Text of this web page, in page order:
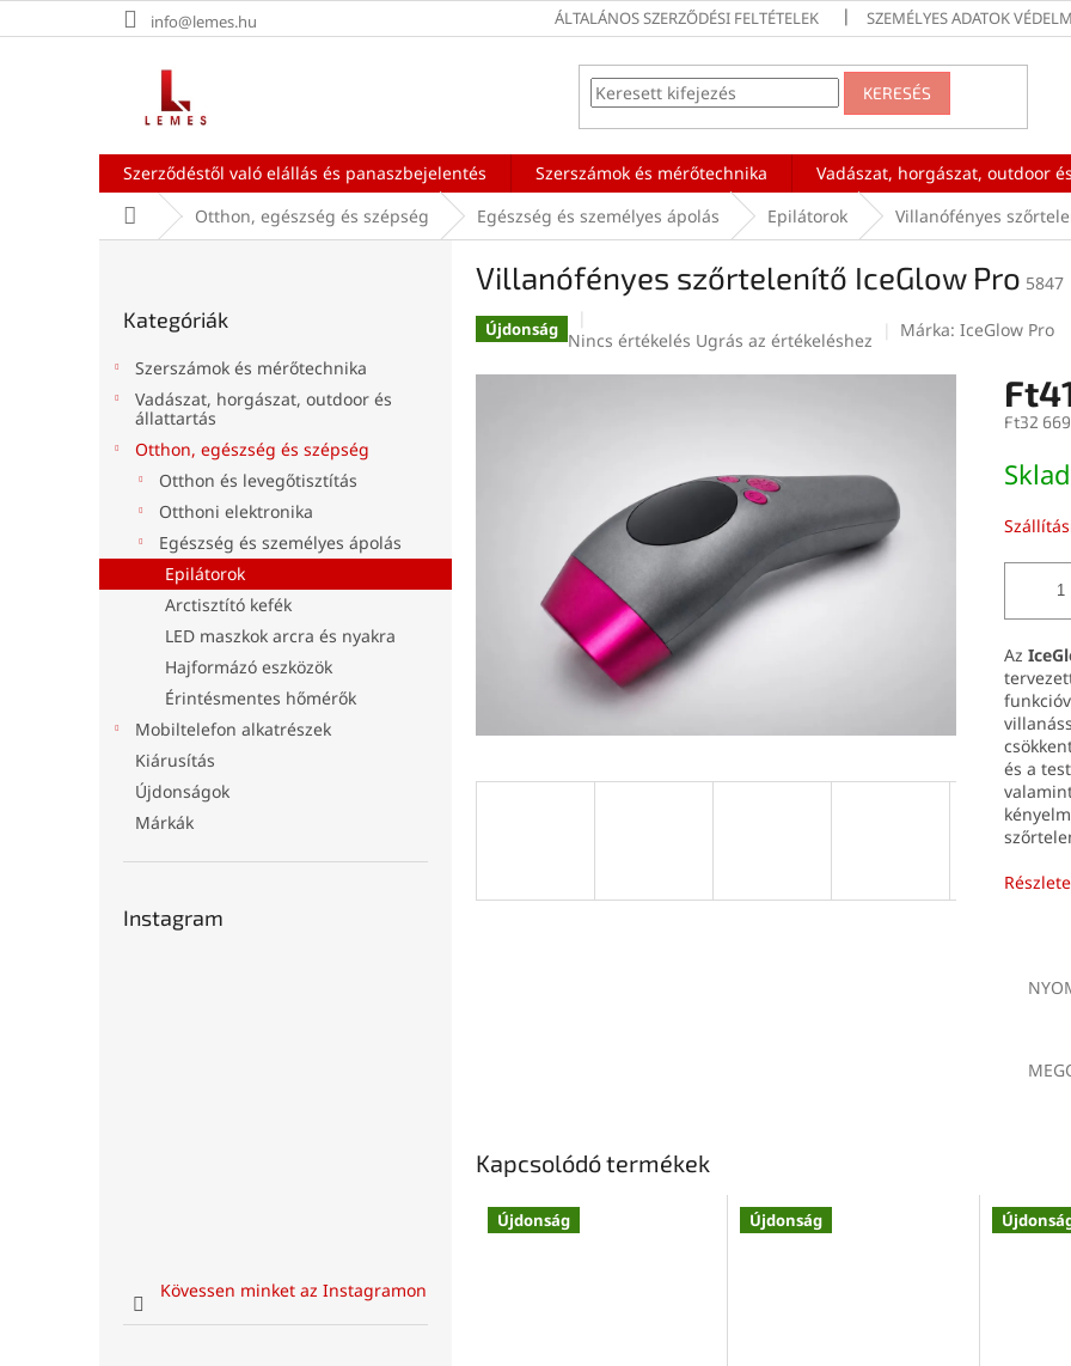
a
info@lemes.hu ÁLTALÁNOS SZERZŐDÉSI FELTÉTELEK SZEMÉLYES ADATOK
KERESÉS
Szerződéstől való elállás és panaszbejelentés Szerszámok és mérőtechnika Vadászat, horgászat, outdoor
KezdőlapOtthon, egészség és szépség Egészség és személyes ápolás Epilátorok Villanófényes
átugrása
Kategóriák
Szerszámok és mérőtechnika
Vadászat, horgászat, outdoor és
állattartás
Otthon, egészség és szépség
Otthon és levegőtisztítás
Otthoni elektronika
Egészség és személyes ápolás
Epilátorok
Arctisztító kefék
LED maszkok arcra és nyakra
Hajformázó eszközök
Érintésmentes hőmérők
Mobiltelefon alkatrészek
Kiárusítás
Újdonságok
Márkák
Instagram
Kövessen minket az Instagramon
Villanófényes szőrtelenítő IceGlow Pro 5847
Újdonság A
Nincs értékelés Ugrás az értékeléshez Márka: IceGlow Pro
Ft32
Az
és a
Kapcsolódó termékek
Újdonság Újdonság